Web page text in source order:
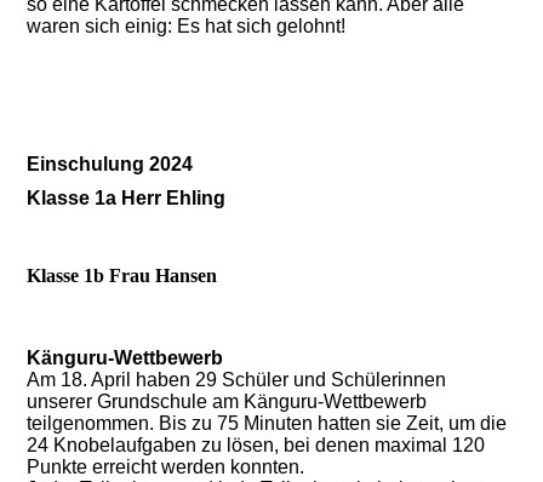
so eine Kartoffel schmecken lassen kann. Aber alle
waren sich einig: Es hat sich gelohnt!
Einschulung 2024
Klasse 1a Herr Ehling
Klasse 1b Frau Hansen
Känguru-Wettbewerb
Am 18. April haben 29 Schüler und Schülerinnen
unserer Grundschule am Känguru-Wettbewerb
teilgenommen. Bis zu 75 Minuten hatten sie Zeit, um die
24 Knobelaufgaben zu lösen, bei denen maximal 120
Punkte erreicht werden konnten.